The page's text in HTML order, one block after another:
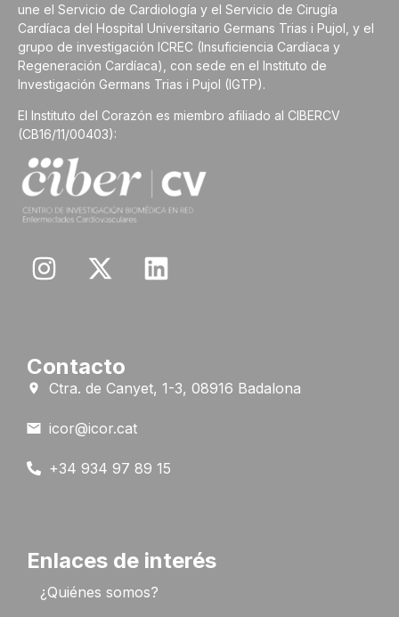
une el Servicio de Cardiología y el Servicio de Cirugía
Cardíaca del Hospital Universitario Germans Trias i Pujol, y el
grupo de investigación ICREC (Insuficiencia Cardíaca y
Regeneración Cardíaca), con sede en el Instituto de
Investigación Germans Trias i Pujol (IGTP).
El Instituto del Corazón es miembro afiliado al CIBERCV
(CB16/11/00403):
Contacto
Ctra. de Canyet, 1-3, 08916 Badalona
icor@icor.cat
+34 934 97 89 15
Enlaces de interés
¿Quiénes somos?